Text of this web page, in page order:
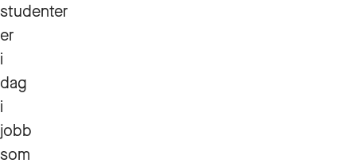
studenter
er
i
dag
i
jobb
som